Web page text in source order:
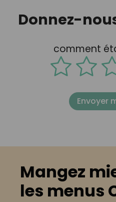
Donnez-
comment
Envoyer
Mangez
les menus